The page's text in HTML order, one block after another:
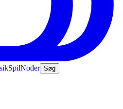
SpilNoder Søg